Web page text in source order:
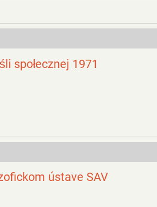
społecznej 1971
ústave SAV